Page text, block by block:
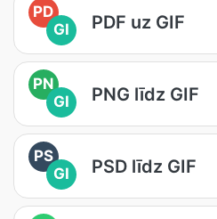
PD
GI
PDF uz GIF
PN
GI
PNG līdz GIF
PS
GI
PSD līdz GIF